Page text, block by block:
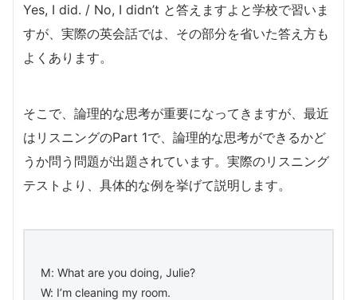
Yes, I did. / No, I didn’t と答えますよと学校で習いま
すが、実際の英会話では、その部分を省いた答え方も
よくあります。
そこで、論理的な思考が重要になってきますが、最近
はリスニングのPart 1で、論理的な思考ができるかど
うか問う問題が出題されています。実際のリスニング
テストより、具体的な例を挙げて説明します。
M: What are you doing, Julie?
W: I’m cleaning my room.